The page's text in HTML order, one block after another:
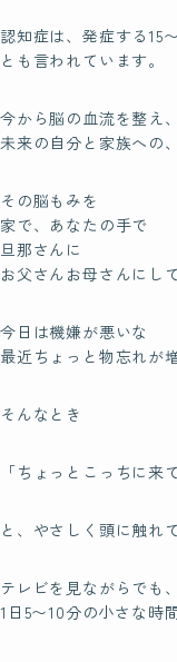
認知症は、発症する15
とも言われています。
今から脳の血流を整え
未来の自分と家族への
その脳もみを
家で、あなたの手で
旦那さんに
お父さんお母さんにし
今日は機嫌が悪いな
最近ちょっと物忘れが
そんなとき
「ちょっとこっちに来
と、やさしく頭に触れ
テレビを見ながらでも
1日5〜10分の小さな時